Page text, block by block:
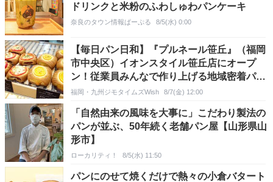
ドリンクと米粉のふわしゅわパンケーキ
奈良のタウン情報ぱーぷる 8/5(水) 0:00
【毎日パン日和】『プルネール笹丘』（福岡
市中央区）イオンスタイル笹丘店にオープ
ン！従業員みんなで作り上げる地域密着パン
【福岡パン】
福岡・九州ジモタイムズWish 8/7(金) 12:00
「自然由来の風味を大事に」こだわり製法の
パンが並ぶ、50年続く老舗パン屋【山形県山
形市】
ローカリティ！ 8/5(水) 11:50
パンにのせて焼くだけで熱々の小倉バタート